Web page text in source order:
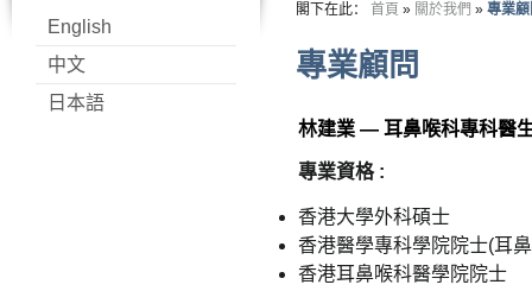
English
中文
日本語
閣下在此： 首頁 » 關於我們 » 專業
專業顧問
林建業 — 耳鼻喉科專科醫
專業資格 :
香港大學外科碩士
香港醫學專科學院院士(耳
香港耳鼻喉科醫學院院士